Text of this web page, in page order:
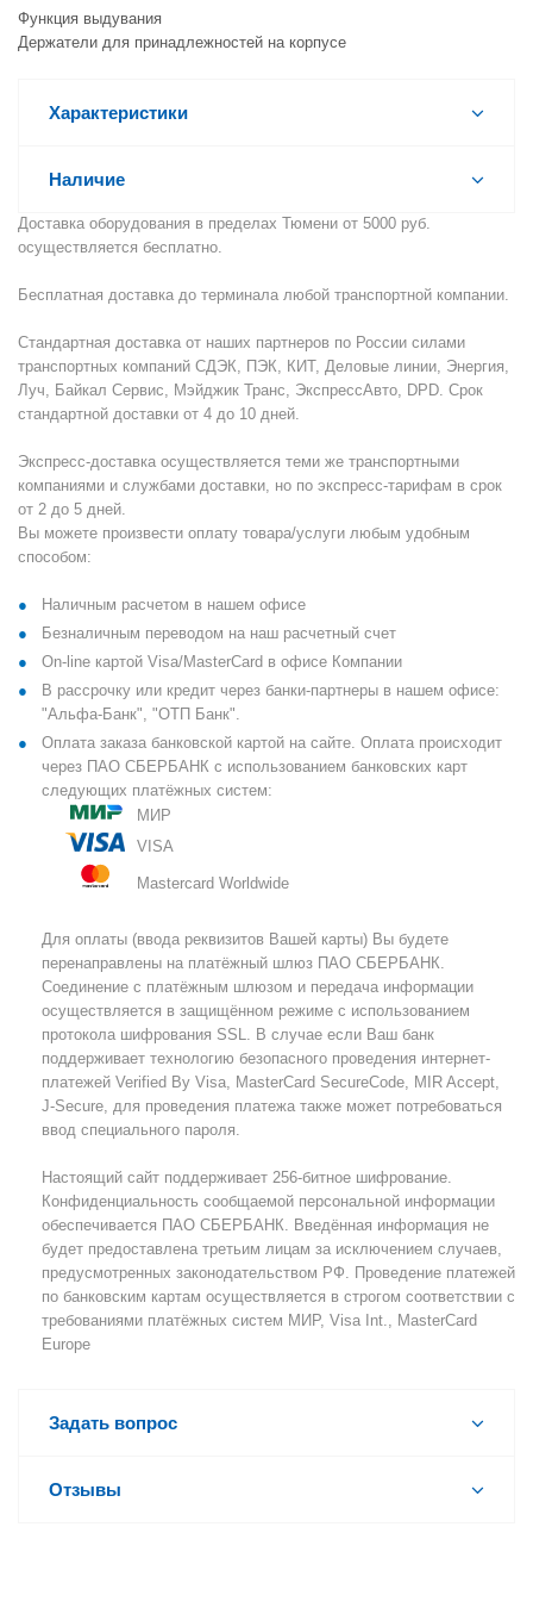
Функция выдувания
Держатели для принадлежностей на корпусе
Характеристики
Наличие
Доставка оборудования в пределах Тюмени от 5000 руб.
осуществляется бесплатно.
Бесплатная доставка до терминала любой транспортной компании.
Стандартная доставка от наших партнеров по России силами
транспортных компаний СДЭК, ПЭК, КИТ, Деловые линии, Энергия,
Луч, Байкал Сервис, Мэйджик Транс, ЭкспрессАвто, DPD. Срок
стандартной доставки от 4 до 10 дней.
Экспресс-доставка осуществляется теми же транспортными
компаниями и службами доставки, но по экспресс-тарифам в срок
от 2 до 5 дней.
Вы можете произвести оплату товара/услуги любым удобным
способом:
Наличным расчетом в нашем офисе
Безналичным переводом на наш расчетный счет
On-line картой Visa/MasterCard в офисе Компании
В рассрочку или кредит через банки-партнеры в нашем офисе:
"Альфа-Банк", "ОТП Банк".
Оплата заказа банковской картой на сайте. Оплата происходит
через ПАО СБЕРБАНК с использованием банковских карт
следующих платёжных систем:
МИР
VISA
Mastercard Worldwide
Для оплаты (ввода реквизитов Вашей карты) Вы будете
перенаправлены на платёжный шлюз ПАО СБЕРБАНК.
Соединение с платёжным шлюзом и передача информации
осуществляется в защищённом режиме с использованием
протокола шифрования SSL. В случае если Ваш банк
поддерживает технологию безопасного проведения интернет-
платежей Verified By Visa, MasterCard SecureCode, MIR Accept,
J-Secure, для проведения платежа также может потребоваться
ввод специального пароля.
Настоящий сайт поддерживает 256-битное шифрование.
Конфиденциальность сообщаемой персональной информации
обеспечивается ПАО СБЕРБАНК. Введённая информация не
будет предоставлена третьим лицам за исключением случаев,
предусмотренных законодательством РФ. Проведение платежей
по банковским картам осуществляется в строгом соответствии с
требованиями платёжных систем МИР, Visa Int., MasterCard
Europe
Задать вопрос
Отзывы